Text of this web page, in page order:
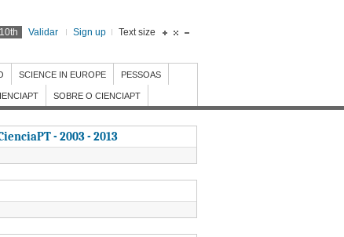
Validar Sign up Text size
SCIENCE IN EUROPE PESSOAS
SOBRE O CIENCIAPT
- 2003 - 2013